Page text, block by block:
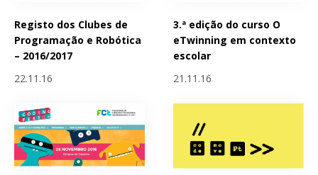
Registo dos Clubes de
Programação e Robótica
– 2016/2017
22.11.16
3.ª edição do curso O
eTwinning em contexto
escolar
21.11.16